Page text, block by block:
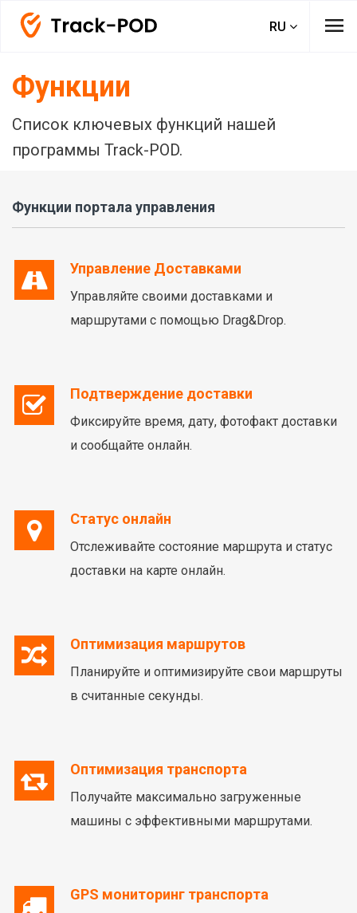
RU menu
Функции
Список ключевых функций нашей
программы Track-POD.
Функции портала управления
Управление Доставками
Управляйте своими доставками и
маршрутами с помощью Drag&Drop.
Подтверждение доставки
Фиксируйте время, дату, фотофакт доставки
и сообщайте онлайн.
Статус онлайн
Отслеживайте состояние маршрута и статус
доставки на карте онлайн.
Оптимизация маршрутов
Планируйте и оптимизируйте свои маршруты
в считанные секунды.
Оптимизация транспорта
Получайте максимально загруженные
машины с эффективными маршрутами.
GPS мониторинг транспорта